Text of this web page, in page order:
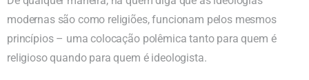
modernas são como religiões, funcionam pelos mesmos
princípios – uma colocação polêmica tanto para quem é
religioso quando para quem é ideologista.